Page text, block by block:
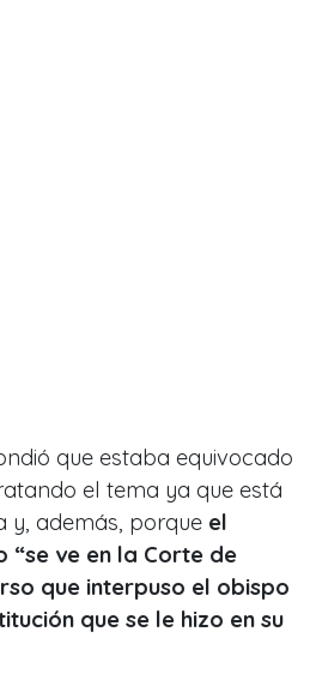
que estaba equivocado
el tema ya que está
y, además, porque el
“se ve en la Corte de
que interpuso el obispo
que se le hizo en su